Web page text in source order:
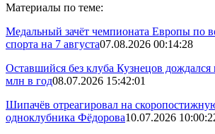
Материалы по теме:
Медальный зачёт чемпионата Европы по
спорта на 7 августа07.08.2026 00:14:28
Оставшийся без клуба Кузнецов
млн в год08.07.2026 15:42:01
Шипачёв отреагировал на
одноклубника Фёдорова10.07.2026